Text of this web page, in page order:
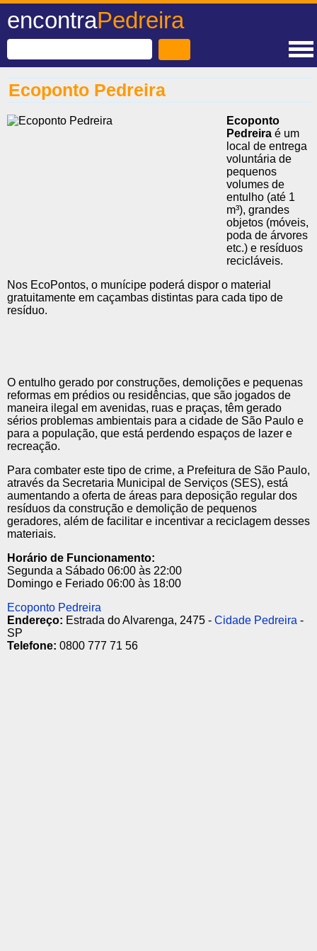
encontraPedreira
Ecoponto Pedreira
Ecoponto
Pedreira é um
local de entrega
voluntária de
pequenos
volumes de
entulho (até 1
m³), grandes
objetos (móveis,
poda de árvores
etc.) e resíduos
recicláveis.
Nos EcoPontos, o munícipe poderá dispor o material
gratuitamente em caçambas distintas para cada tipo de
resíduo.
O entulho gerado por construções, demolições e pequenas
reformas em prédios ou residências, que são jogados de
maneira ilegal em avenidas, ruas e praças, têm gerado
sérios problemas ambientais para a cidade de São Paulo e
para a população, que está perdendo espaços de lazer e
recreação.
Para combater este tipo de crime, a Prefeitura de São Paulo,
através da Secretaria Municipal de Serviços (SES), está
aumentando a oferta de áreas para deposição regular dos
resíduos da construção e demolição de pequenos
geradores, além de facilitar e incentivar a reciclagem desses
materiais.
Horário de Funcionamento:
Segunda a Sábado 06:00 às 22:00
Domingo e Feriado 06:00 às 18:00
Ecoponto Pedreira
Endereço: Estrada do Alvarenga, 2475 - Cidade Pedreira -
SP
Telefone: 0800 777 71 56